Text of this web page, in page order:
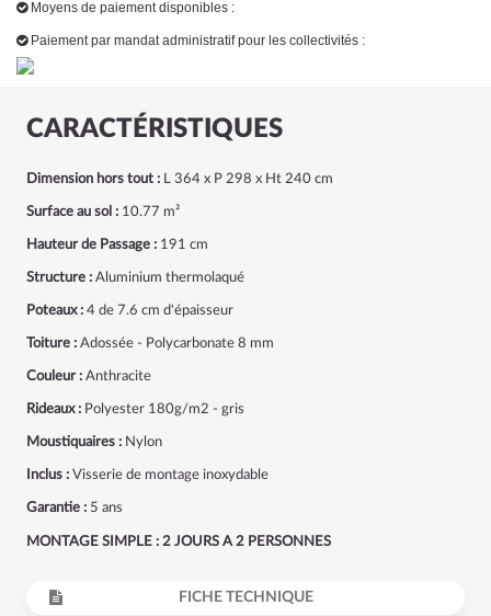
CARACTÉRISTIQUES
Dimension hors tout : L 364 x P 298 x Ht 240 cm
Surface au sol : 10.77 m²
Hauteur de Passage : 191 cm
Structure : Aluminium thermolaqué
Poteaux : 4 de 7.6 cm d'épaisseur
Toiture : Adossée - Polycarbonate 8 mm
Couleur : Anthracite
Rideaux : Polyester 180g/m2 - gris
Moustiquaires : Nylon
Inclus : Visserie de montage inoxydable
Garantie : 5 ans
MONTAGE SIMPLE : 2 JOURS A 2 PERSONNES
FICHE TECHNIQUE
Moyens de paiement disponibles :
Paiement par mandat administratif pour les collectivités :